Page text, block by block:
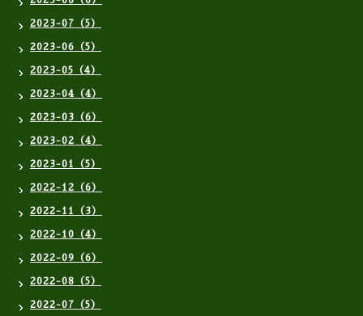
2023-07（5）
2023-06（5）
2023-05（4）
2023-04（4）
2023-03（6）
2023-02（4）
2023-01（5）
2022-12（6）
2022-11（3）
2022-10（4）
2022-09（6）
2022-08（5）
2022-07（5）